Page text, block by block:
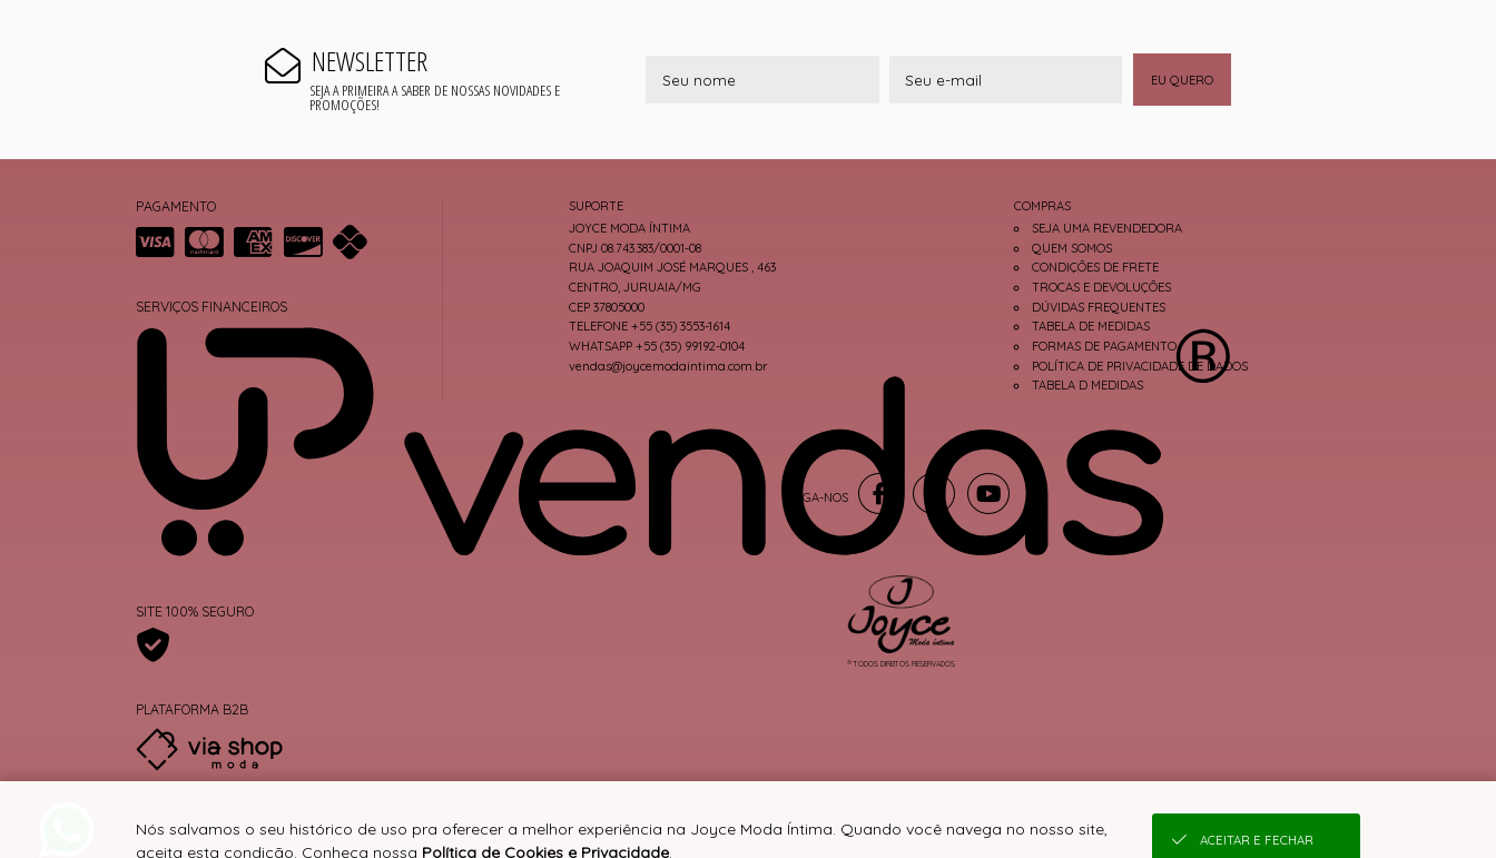
NEWSLETTER
SEJA A PRIMEIRA A SABER DE NOSSAS NOVIDADES E
PROMOÇÕES!
EU QUERO
PAGAMENTO
SERVIÇOS FINANCEIROS
SITE 100% SEGURO
PLATAFORMA B2B
SUPORTE
JOYCE MODA ÍNTIMA
CNPJ 08.743.383/0001-08
RUA JOAQUIM JOSÉ MARQUES , 463
CENTRO, JURUAIA/MG
CEP 37805000
TELEFONE +55 (35) 3553-1614
WHATSAPP +55 (35) 99192-0104
vendas@joycemodaintima.com.br
COMPRAS
SEJA UMA REVENDEDORA
QUEM SOMOS
CONDIÇÕES DE FRETE
TROCAS E DEVOLUÇÕES
DÚVIDAS FREQUENTES
TABELA DE MEDIDAS
FORMAS DE PAGAMENTO
POLÍTICA DE PRIVACIDADE DE DADOS
TABELA D MEDIDAS
® TODOS DIREITOS RESERVADOS
Nós salvamos o seu histórico de uso pra oferecer a melhor experiência na Joyce Moda Íntima. Quando você navega no nosso site,
aceita esta condição. Conheça nossa Política de Cookies e Privacidade.
ACEITAR E FECHAR